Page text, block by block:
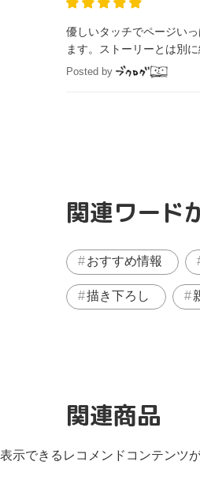
優しいタッチでページい
ます。ストーリーとは別
Posted by
関連ワード
おすすめ情報
描き下ろし
関連商品
表示できるレコメンドコンテンツ